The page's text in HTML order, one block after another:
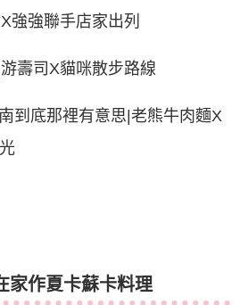
強強聯手店家出列
壽司X貓咪散步路線
到底那裡有意思|老熊牛肉麵X
家作夏卡蘇卡料理